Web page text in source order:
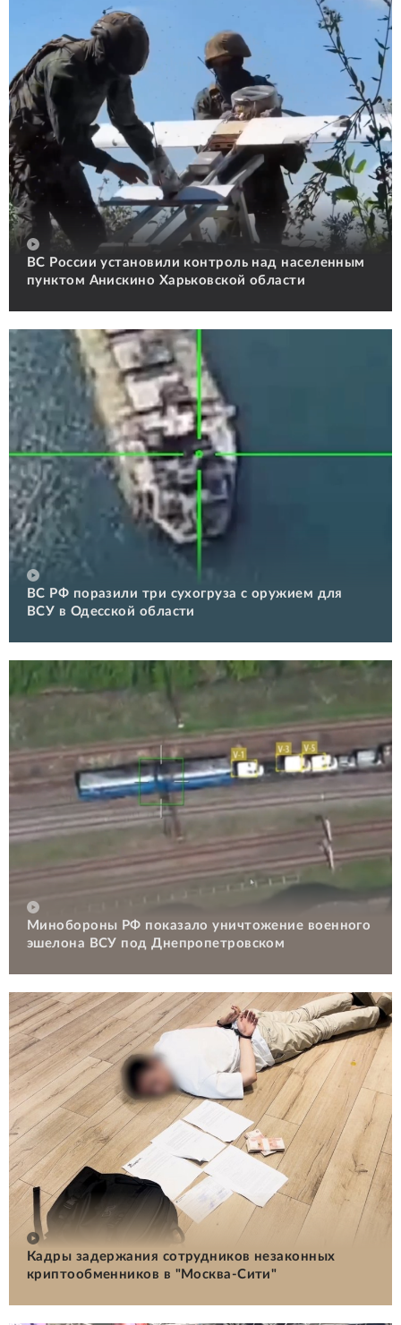
ВС России установили контроль над населенным
пунктом Анискино Харьковской области
ВС РФ поразили три сухогруза с оружием для
ВСУ в Одесской области
Минобороны РФ показало уничтожение военного
эшелона ВСУ под Днепропетровском
Кадры задержания сотрудников незаконных
криптообменников в "Москва-Сити"